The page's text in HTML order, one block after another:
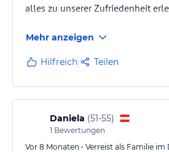
alles zu unserer Zufriedenheit
Mehr anzeigen
Hilfreich Teilen
Daniela (51-55)
1 Bewertungen
Vor 8 Monaten • Verreist als Familie im